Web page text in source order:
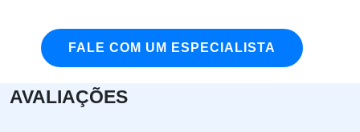
FALE COM UM ESPECIALISTA
AVALIAÇÕES